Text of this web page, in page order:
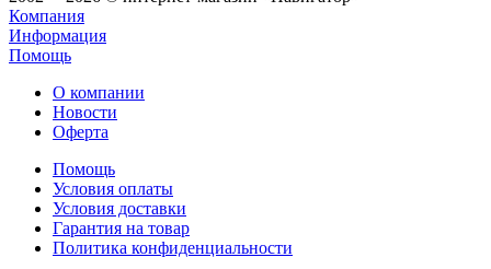
Компания
Информация
Помощь
О компании
Новости
Оферта
Помощь
Условия оплаты
Условия доставки
Гарантия на товар
Политика конфиденциальности